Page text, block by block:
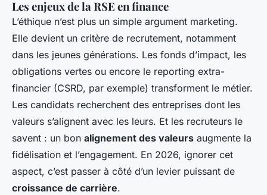
Les enjeux de la RSE en finance
L’éthique n’est plus un simple argument marketing.
Elle devient un critère de recrutement, notamment
dans les jeunes générations. Les fonds d’impact, les
obligations vertes ou encore le reporting extra-
financier (CSRD, par exemple) transforment le métier.
Les candidats recherchent des entreprises dont les
valeurs s’alignent avec les leurs. Et les recruteurs le
savent : un bon alignement des valeurs augmente la
fidélisation et l’engagement. En 2026, ignorer cet
aspect, c’est passer à côté d’un levier puissant de
croissance de carrière.